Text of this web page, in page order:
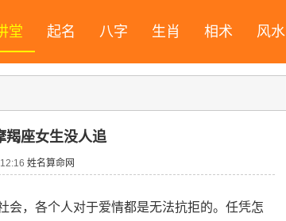
堂 起名 八字 生肖 相术 风水
羯座女生没人追
姓名算命网
会，各个人对于爱情都是无法抗拒的。任凭怎